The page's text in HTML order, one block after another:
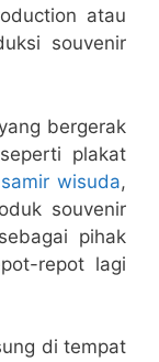
atau
souvenir
bergerak
plakat
samir wisuda,
souvenir
pihak
repot lagi
di tempat